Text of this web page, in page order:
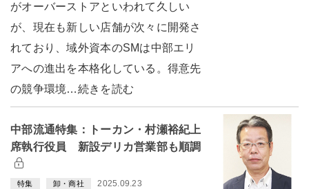
がオーバーストアといわれて久しい
が、現在も新しい店舗が次々に開発さ
れており、域外資本のSMは中部エリ
アへの進出を本格化している。得意先
の競争環境…続きを読む
中部流通特集：トーカン・村瀬裕紀上
席執行役員 新設デリカ営業部も順調
特集 卸・商社 2025.09.23